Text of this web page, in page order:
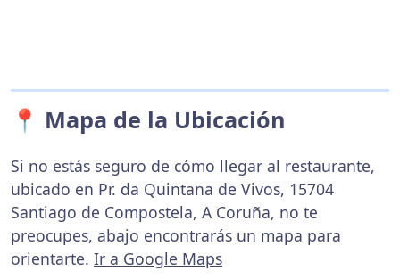
📍 Mapa de la Ubicación
Si no estás seguro de cómo llegar al restaurante,
ubicado en Pr. da Quintana de Vivos, 15704
Santiago de Compostela, A Coruña, no te
preocupes, abajo encontrarás un mapa para
orientarte. Ir a Google Maps